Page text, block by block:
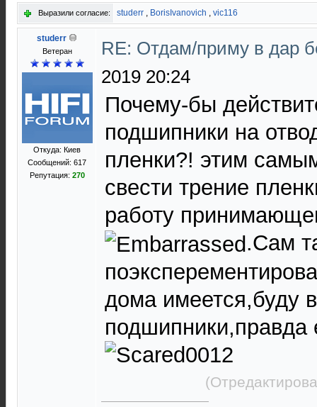
Выразили согласие: studerr , BorisIvanovich , vic116
studerr
Ветеран
Откуда: Киев
Сообщений: 617
Репутация: 270
RE: Отдам/приму в дар
2019 20:24
Почему-бы
подшипники на
пленки?! этим
свести трение
работу
.Сам
дома имеется,буду